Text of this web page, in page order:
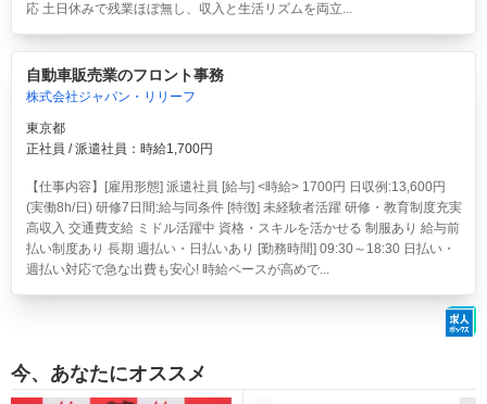
応 土日休みで残業ほぼ無し、収入と生活リズムを両立...
自動車販売業のフロント事務
株式会社ジャパン・リリーフ
東京都
正社員 / 派遣社員：時給1,700円
【仕事内容】[雇用形態] 派遣社員 [給与] <時給> 1700円 日収例:13,600円
(実働8h/日) 研修7日間:給与同条件 [特徴] 未経験者活躍 研修・教育制度充実
高収入 交通費支給 ミドル活躍中 資格・スキルを活かせる 制服あり 給与前
払い制度あり 長期 週払い・日払いあり [勤務時間] 09:30～18:30 日払い・
週払い対応で急な出費も安心! 時給ベースが高めで...
今、あなたにオススメ